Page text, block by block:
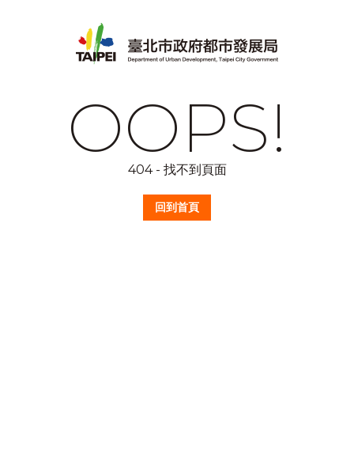
OOPS!
404 - 找不到頁面
回到首頁